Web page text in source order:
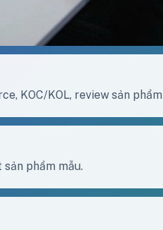
KOC/KOL, review sản phẩm
phẩm mẫu.